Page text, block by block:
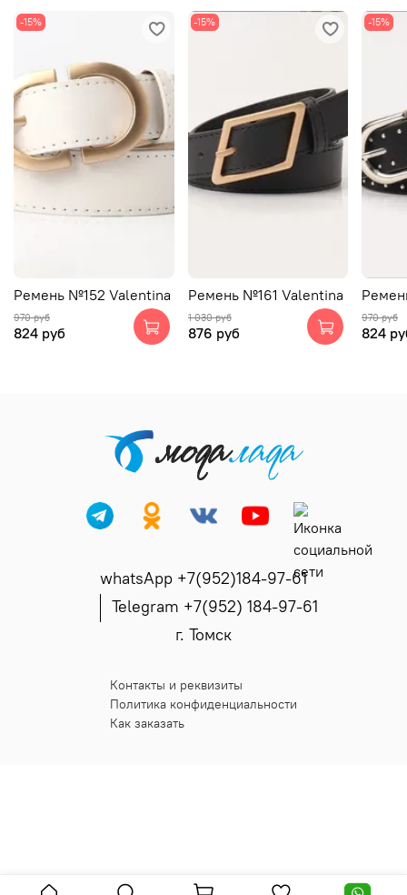
-15%
Ремень №152 Valentina
970 руб
824 руб
-15%
Ремень №161 Valentina
1 030 руб
876 руб
-15%
970 руб
824
whatsApp +7(952)184-97-61
Telegram +7(952) 184-97-61
г. Томск
Контакты и реквизиты
Политика конфиденциальности
Как заказать